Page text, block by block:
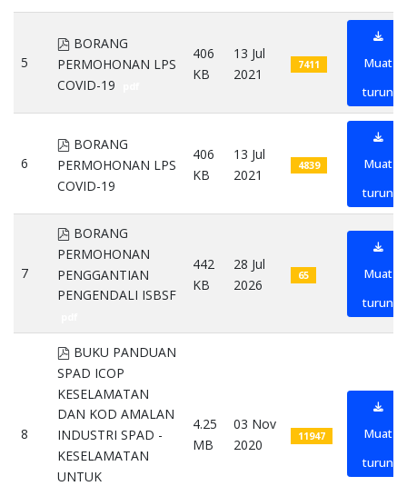
5
pdf
BORANG
PERMOHONAN LPS
COVID-19
406
KB
13 Jul
2021
7411
Muat
turun
6
pdf
BORANG
PERMOHONAN LPS
COVID-19
406
KB
13 Jul
2021
4839
Muat
turun
7
pdf
BORANG
PERMOHONAN
PENGGANTIAN
PENGENDALI ISBSF
442
KB
28 Jul
2026
65
Muat
turun
8
pdf
BUKU PANDUAN
SPAD ICOP
KESELAMATAN
DAN KOD AMALAN
INDUSTRI SPAD -
KESELAMATAN
UNTUK
4.25
MB
03 Nov
2020
11947
Muat
turun